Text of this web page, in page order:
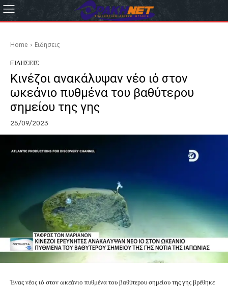
Home Eιδησεις
EΙΔΗΣΕΙΣ
Κινέζοι ανακάλυψαν νέο ιό στον
ωκεάνιο πυθμένα του βαθύτερου
σημείου της γης
25/09/2023
Ένας νέος ιό στον ωκεάνιο πυθμένα του βαθύτερου σημείου της γης βρέθηκε